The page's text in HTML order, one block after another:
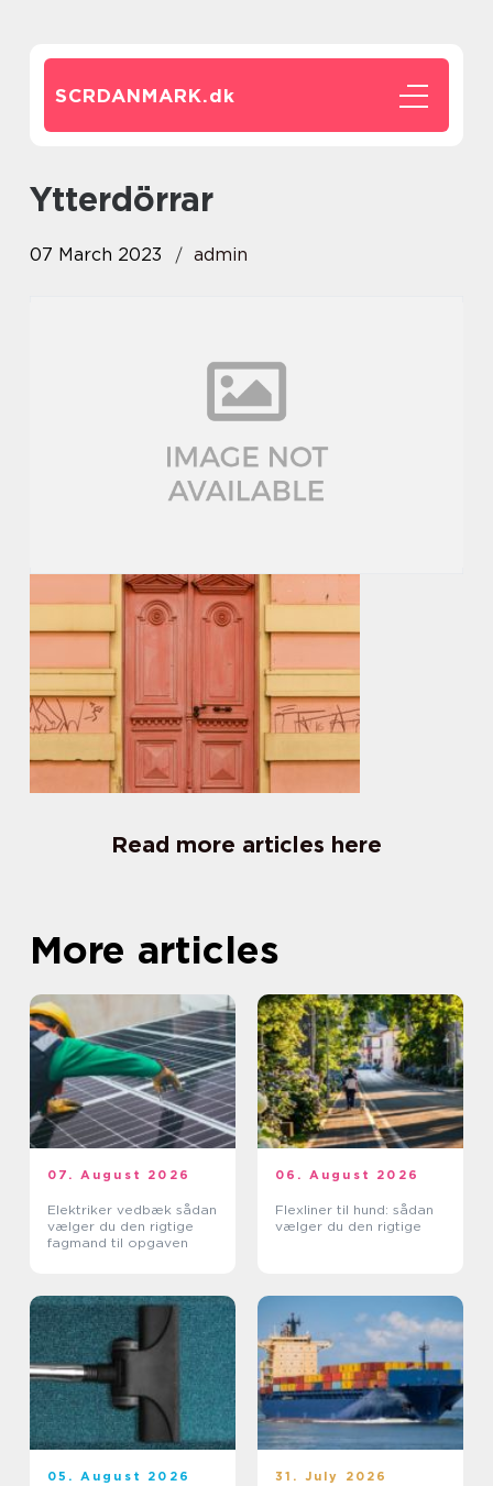
SCRDANMARK.dk
Ytterdörrar
07 March 2023 admin
Read more articles here
More articles
07. August 2026
Elektriker vedbæk sådan
vælger du den rigtige
fagmand til opgaven
06. August 2026
Flexliner til hund: sådan
vælger du den rigtige
05. August 2026 31. July 2026